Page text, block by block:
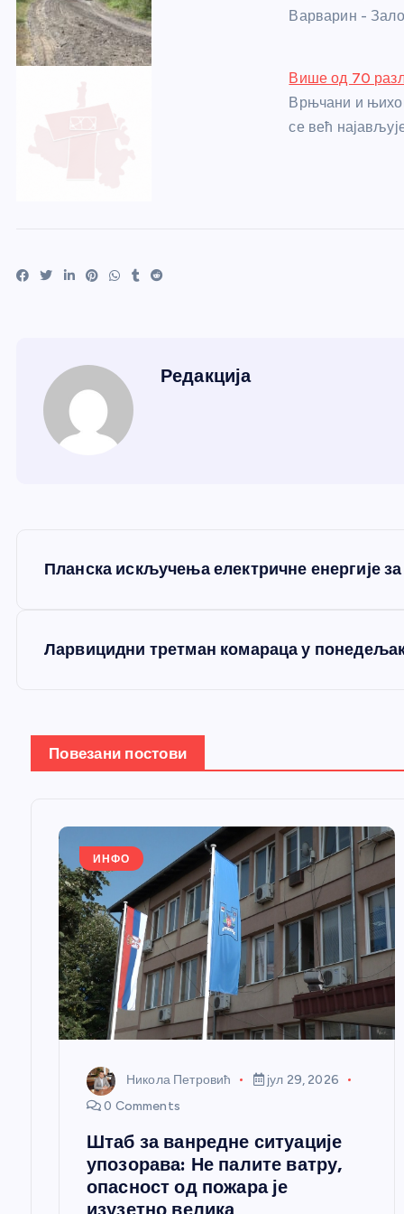
Варварин -
Више од 70
Врњчани и
се већ
Редакција
Планска искључења електричне енергије
Ларвицидни третман комараца у
Повезани постови
ИНФО
Никола Петровић
јул 29, 2026
0 Comments
Штаб за ванредне ситуације
упозорава: Не палите ватру,
опасност од пожара је
изузетно велика